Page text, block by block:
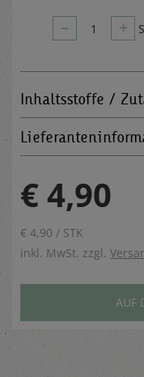
– 1 +
Inhaltsstoffe /
€ 4,90
€ 4,90 / STK
inkl. MwSt. zzgl.
AUF